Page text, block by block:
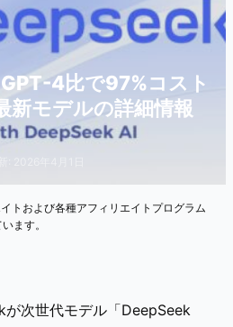
4比で97%コスト
新モデルの詳細情報
トおよび各種アフィリエイトプログラム
ます。
次世代モデル「DeepSeek